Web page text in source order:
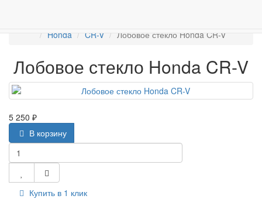
Honda
CR-V Лобовое стекло Honda CR-V
Лобовое стекло Honda CR-V
5 250 ₽
В корзину
Купить в 1 клик